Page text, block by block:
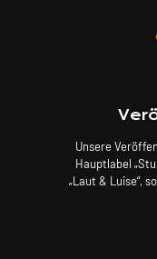
Unsere
Hauptlabel
„Laut & Luise“,